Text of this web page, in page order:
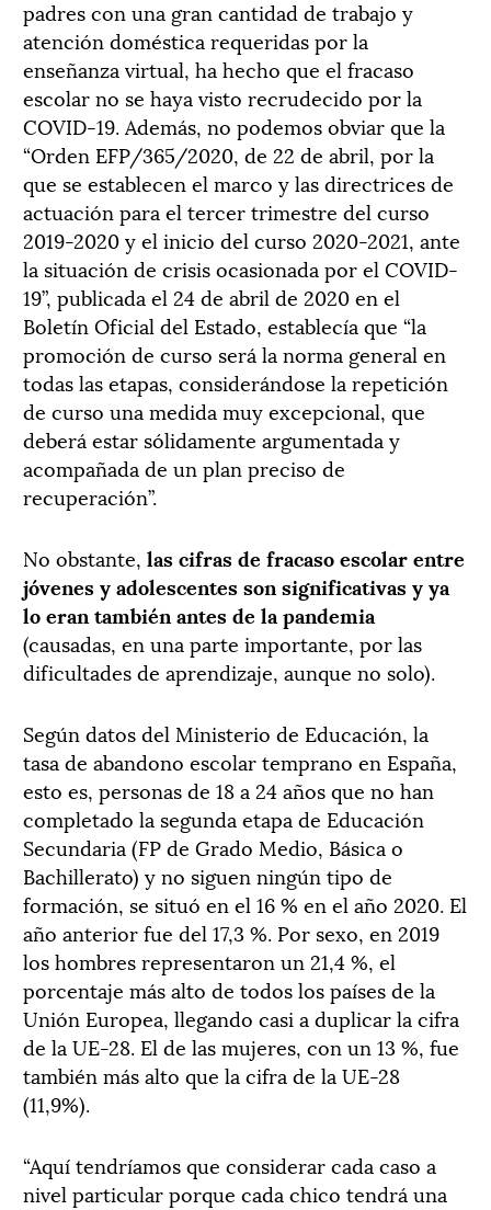
padres con una gran cantidad de trabajo y
atención doméstica requeridas por la
enseñanza virtual, ha hecho que el fracaso
escolar no se haya visto recrudecido por la
COVID-19. Además, no podemos obviar que la
“Orden EFP/365/2020, de 22 de abril, por la
que se establecen el marco y las directrices de
actuación para el tercer trimestre del curso
2019-2020 y el inicio del curso 2020-2021, ante
la situación de crisis ocasionada por el COVID-
19”, publicada el 24 de abril de 2020 en el
Boletín Oficial del Estado, establecía que “la
promoción de curso será la norma general en
todas las etapas, considerándose la repetición
de curso una medida muy excepcional, que
deberá estar sólidamente argumentada y
acompañada de un plan preciso de
recuperación”.
No obstante, las cifras de fracaso escolar entre
jóvenes y adolescentes son significativas y ya
lo eran también antes de la pandemia
(causadas, en una parte importante, por las
dificultades de aprendizaje, aunque no solo).
Según datos del Ministerio de Educación, la
tasa de abandono escolar temprano en España,
esto es, personas de 18 a 24 años que no han
completado la segunda etapa de Educación
Secundaria (FP de Grado Medio, Básica o
Bachillerato) y no siguen ningún tipo de
formación, se situó en el 16 % en el año 2020. El
año anterior fue del 17,3 %. Por sexo, en 2019
los hombres representaron un 21,4 %, el
porcentaje más alto de todos los países de la
Unión Europea, llegando casi a duplicar la cifra
de la UE-28. El de las mujeres, con un 13 %, fue
también más alto que la cifra de la UE-28
(11,9%).
“Aquí tendríamos que considerar cada caso a
nivel particular porque cada chico tendrá una